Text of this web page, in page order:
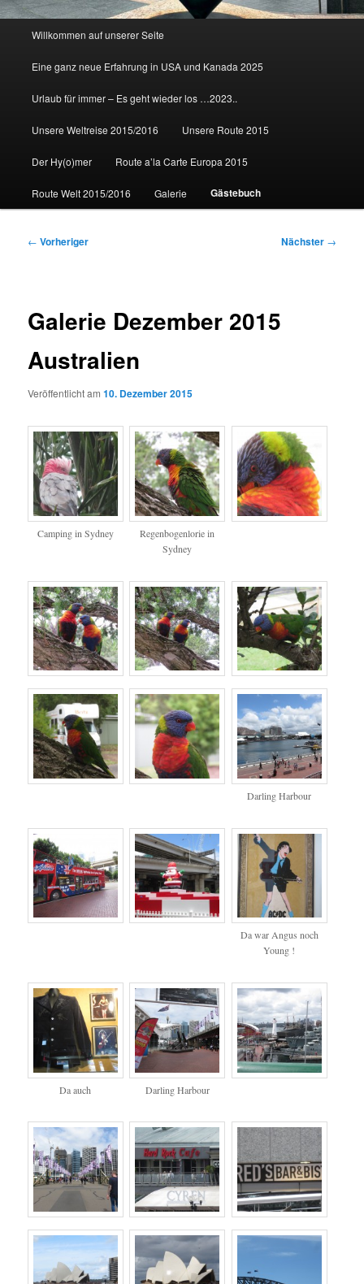
Willkommen auf unserer Seite
Eine ganz neue Erfahrung in USA und Kanada 2025
Urlaub für immer – Es geht wieder los …2023..
Unsere Weltreise 2015/2016 Unsere Route 2015
Der Hy(o)mer Route a’la Carte Europa 2015
Route Welt 2015/2016 Galerie Gästebuch
Beitragsnavigation
← Vorheriger Nächster →
Galerie Dezember 2015
Australien
Veröffentlicht am10. Dezember 2015
Camping in Sydney
Regenbogenlorie in
Sydney
Darling Harbour
Da war Angus noch
Young !
Da auch Darling Harbour